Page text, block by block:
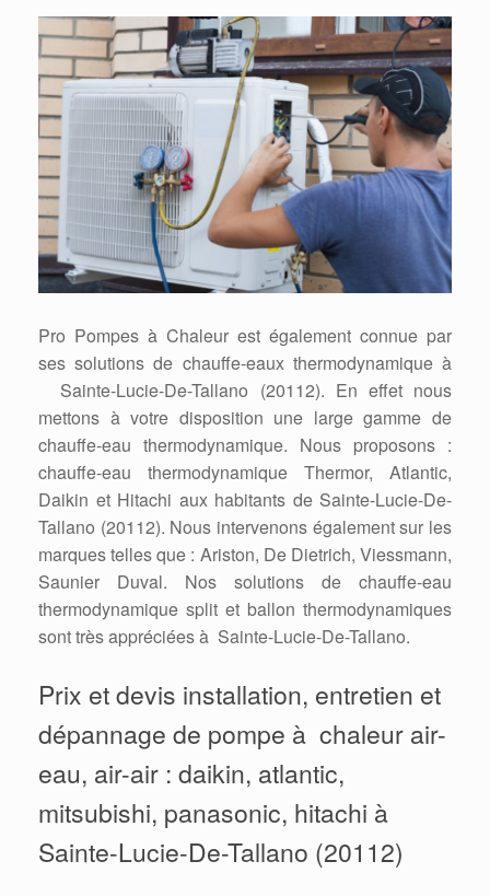
Pro Pompes à Chaleur est également connue par
ses solutions de chauffe-eaux thermodynamique à
Sainte-Lucie-De-Tallano (20112). En effet nous
mettons à votre disposition une large gamme de
chauffe-eau thermodynamique. Nous proposons :
chauffe-eau thermodynamique Thermor, Atlantic,
Daikin et Hitachi aux habitants de Sainte-Lucie-De-
Tallano (20112). Nous intervenons également sur les
marques telles que : Ariston, De Dietrich, Viessmann,
Saunier Duval. Nos solutions de chauffe-eau
thermodynamique split et ballon thermodynamiques
sont très appréciées à Sainte-Lucie-De-Tallano.
Prix et devis installation, entretien et
dépannage de pompe à chaleur air-
eau, air-air : daikin, atlantic,
mitsubishi, panasonic, hitachi à
Sainte-Lucie-De-Tallano (20112)